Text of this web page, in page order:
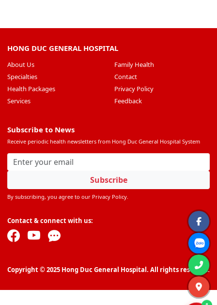
HONG DUC GENERAL HOSPITAL
About Us
Specialties
Health Packages
Services
Family Health
Contact
Privacy Policy
Feedback
Subscribe to News
Receive periodic health newsletters from Hong Duc General Hospital System
Subscribe
By subscribing, you agree to our Privacy Policy.
Contact & connect with us:
Copyright © 2025 Hong Duc General Hospital. All rights reserved.